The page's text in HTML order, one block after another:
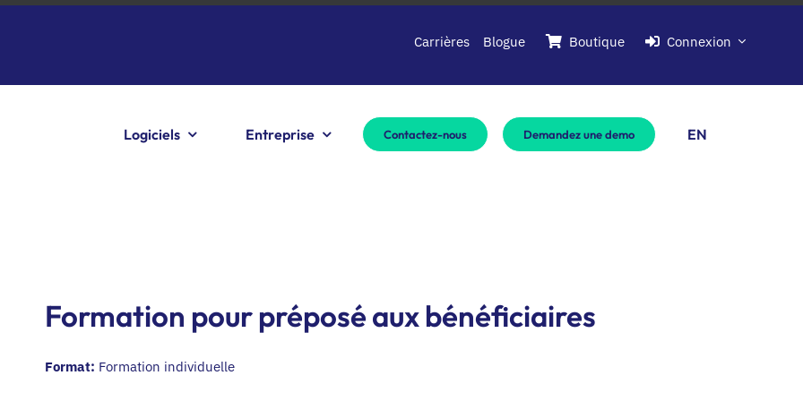
Carrières Blogue Boutique Connexion
Logiciels Entreprise Contactez-nous Demandez une demo EN
Formation pour préposé aux bénéficiaires
Format: Formation individuelle